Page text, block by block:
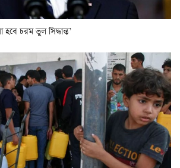
চরম ভুল সিদ্ধান্ত’